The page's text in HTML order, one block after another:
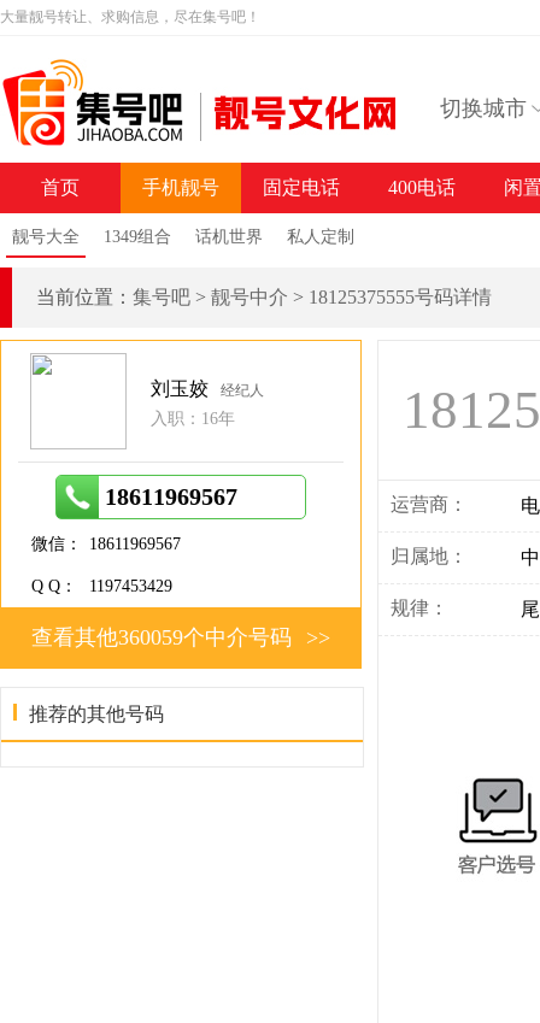
大量靓号转让、求购信息，尽在集号吧！
切换城市
首页 手机靓号
靓号大全 1349组合 话机世界 私人定制
固定电话 400电话 闲
当前位置： 集号吧 > 靓号中介 > 18125375555号码详情
运营商：
归属地：
规律：
刘玉姣 经纪人
入职：16年
18611969567
微信： 18611969567
Q Q： 1197453429
>>
查看其他360059个中介号码
推荐的其他号码